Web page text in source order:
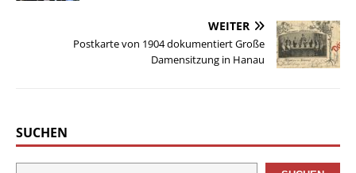
WEITER
Postkarte von 1904 dokumentiert Große
Damensitzung in Hanau
SUCHEN